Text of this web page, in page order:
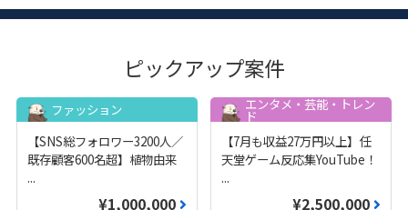
ピックアップ案件
ファッション
【SNS総フォロワー3200人／
既存顧客600名超】植物由来
...
¥1,000,000
エンタメ・芸能・トレン
ド
【7月も収益27万円以上】任
天堂ゲーム反応集YouTube！
...
¥2,500,000